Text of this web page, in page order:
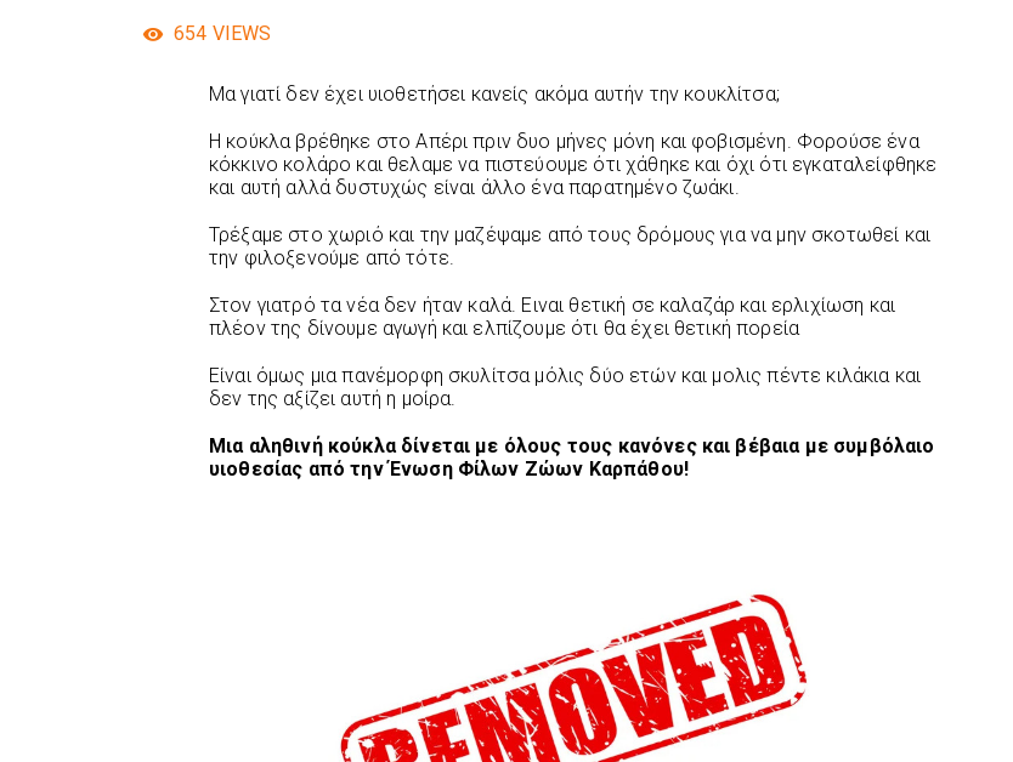
654 VIEWS
Μα γιατί δεν έχει υιοθετήσει κανείς ακόμα αυτήν την κουκλίτσα;
Η κούκλα βρέθηκε στο Απέρι πριν δυο μήνες μόνη και φοβισμένη. Φορούσε ένα
κόκκινο κολάρο και θελαμε να πιστεύουμε ότι χάθηκε και όχι ότι εγκαταλείφθηκε
και αυτή αλλά δυστυχώς είναι άλλο ένα παρατημένο ζωάκι.
Τρέξαμε στο χωριό και την μαζέψαμε από τους δρόμους για να μην σκοτωθεί και
την φιλοξενούμε από τότε.
Στον γιατρό τα νέα δεν ήταν καλά. Ειναι θετική σε καλαζάρ και ερλιχίωση και
πλέον της δίνουμε αγωγή και ελπίζουμε ότι θα έχει θετική πορεία
Είναι όμως μια πανέμορφη σκυλίτσα μόλις δύο ετών και μολις πέντε κιλάκια και
δεν της αξίζει αυτή η μοίρα.
Μια αληθινή κούκλα δίνεται με όλους τους κανόνες και βέβαια με συμβόλαιο
υιοθεσίας από την Ένωση Φίλων Ζώων Καρπάθου!